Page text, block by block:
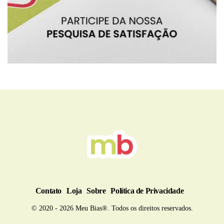
Contato Loja Sobre Política de Privacidade
© 2020 - 2026 Meu Bias®. Todos os direitos reservados.